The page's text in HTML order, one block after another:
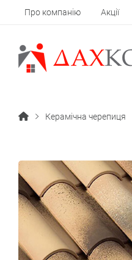
Про компанію Акції
Керамічна черепиця